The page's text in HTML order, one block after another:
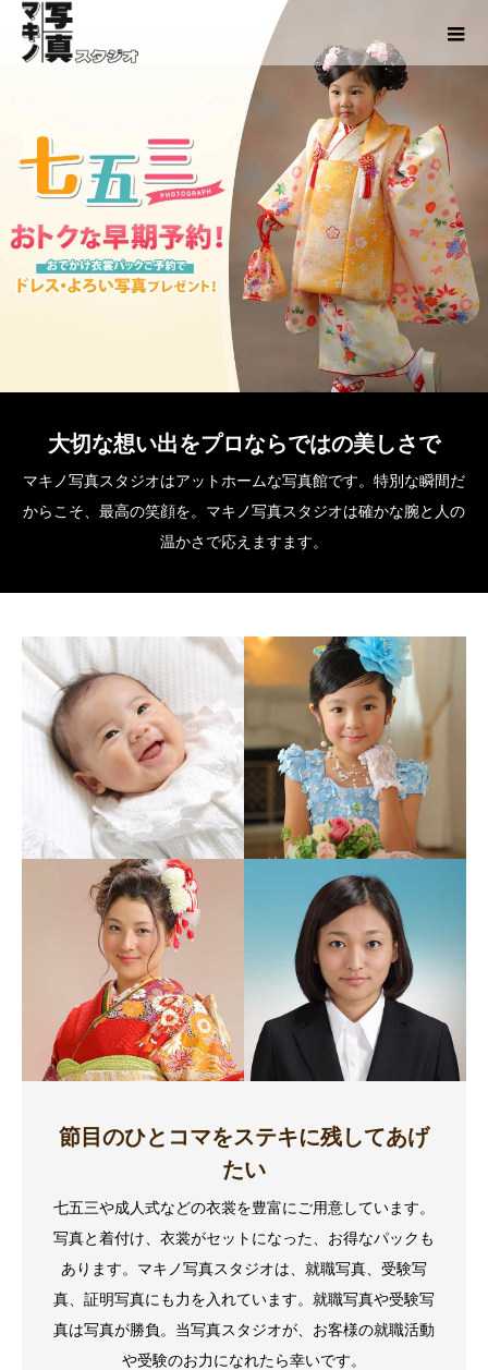
大切な想い出をプロならではの美しさで
マキノ写真スタジオはアットホームな写真館です。特別な瞬間だ
からこそ、最高の笑顔を。マキノ写真スタジオは確かな腕と人の
温かさで応えますます。
節目のひとコマをステキに残してあげ
たい
七五三や成人式などの衣裳を豊富にご用意しています。
写真と着付け、衣裳がセットになった、お得なパックも
あります。マキノ写真スタジオは、就職写真、受験写
真、証明写真にも力を入れています。就職写真や受験写
真は写真が勝負。当写真スタジオが、お客様の就職活動
や受験のお力になれたら幸いです。